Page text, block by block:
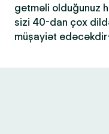
getməli olduğunuz
sizi 40-dan çox
müşayiət